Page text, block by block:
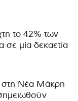
το 42% των
σε μία δεκαετία
στη Νέα Μάκρη